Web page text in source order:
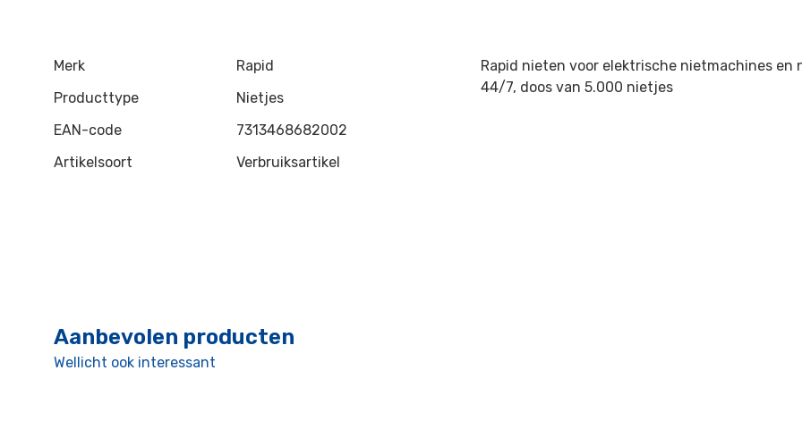
Merk
Rapid
Producttype
Nietjes
EAN-code
7313468682002
Artikelsoort
Verbruiksartikel
Rapid nieten voor elektrische nietmachines en
44/7, doos van 5.000 nietjes
Aanbevolen producten
Wellicht ook interessant